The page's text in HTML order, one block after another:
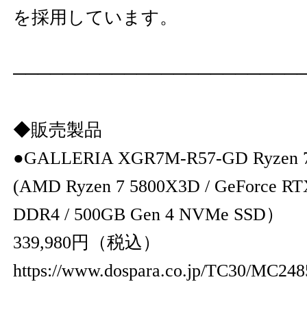
を採用しています。
◆販売製品
●GALLERIA XGR7M-R57-GD Ryzen
(AMD Ryzen 7 5800X3D / GeForce
DDR4 / 500GB Gen 4 NVMe SSD）
339,980円（税込）
https://www.dospara.co.jp/TC30/